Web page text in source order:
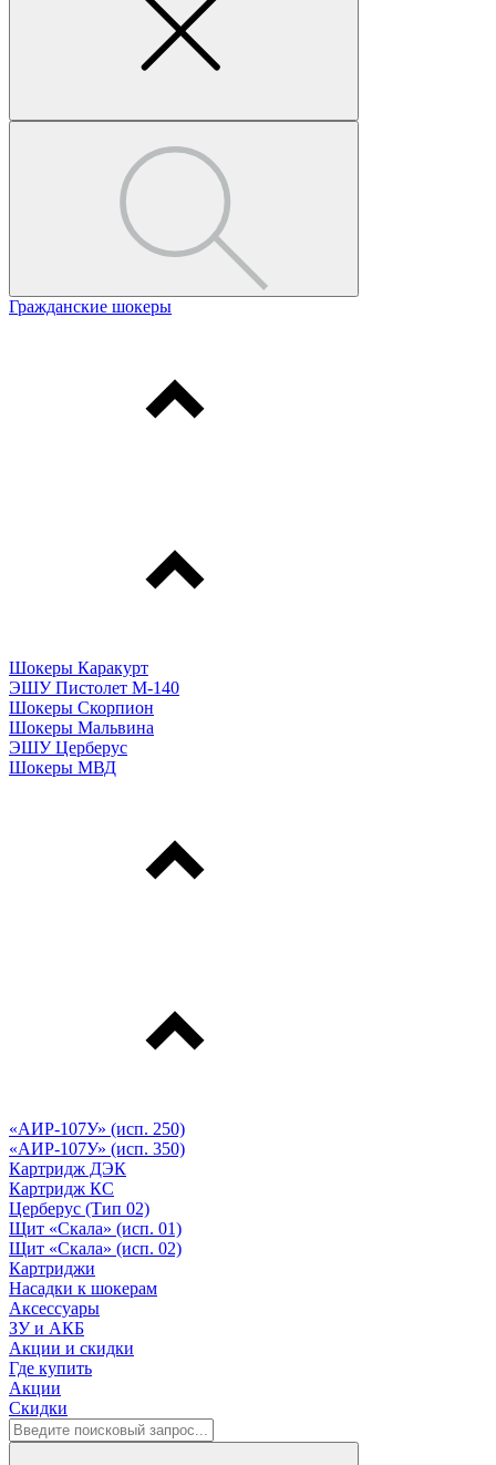
Гражданские шокеры
Шокеры Каракурт
ЭШУ Пистолет М-140
Шокеры Скорпион
Шокеры Мальвина
ЭШУ Церберус
Шокеры МВД
«АИР-107У» (исп. 250)
«АИР-107У» (исп. 350)
Картридж ДЭК
Картридж КС
Церберус (Тип 02)
Щит «Скала» (исп. 01)
Щит «Скала» (исп. 02)
Картриджи
Насадки к шокерам
Аксессуары
ЗУ и АКБ
Акции и скидки
Где купить
Акции
Скидки